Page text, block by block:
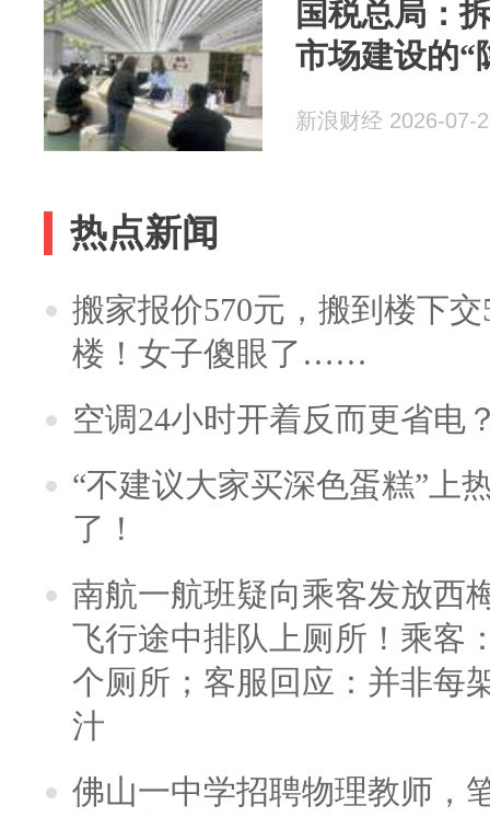
国税总局：
市场建设的“
新浪财经 2026-07-
热点新闻
搬家报价570元，搬到楼下
楼！女子傻眼了……
空调24小时开着反而更省电
“不建议大家买深色蛋糕”上
了！
南航一航班疑向乘客发放西
飞行途中排队上厕所！乘客
个厕所；客服回应：并非每
汁
佛山一中学招聘物理教师，